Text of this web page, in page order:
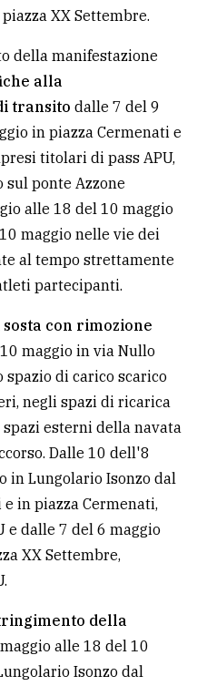
XX Settembre.
della manifestazione
alla
transito dalle 7 del 9
in piazza Cermenati e
titolari di pass APU,
sul ponte Azzone
alle 18 del 10 maggio
maggio nelle vie dei
al tempo strettamente
partecipanti.
con rimozione
maggio in via Nullo
spazio di carico scarico
negli spazi di ricarica
esterni della navata
Dalle 10 dell'8
in Lungolario Isonzo dal
in piazza Cermenati,
e dalle 7 del 6 maggio
XX Settembre,
della
alle 18 del 10
Isonzo dal